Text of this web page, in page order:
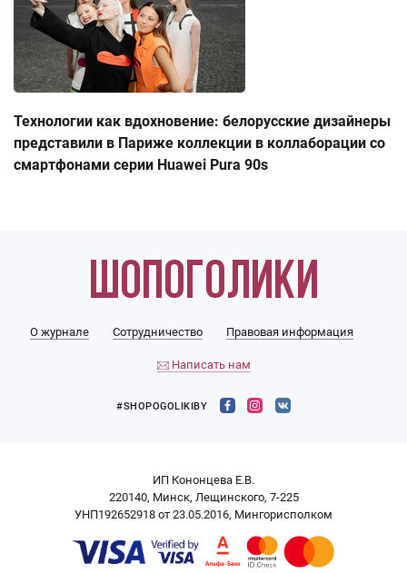
Технологии как вдохновение: белорусские дизайнеры
представили в Париже коллекции в коллаборации со
смартфонами серии Huawei Pura 90s
О журнале Сотрудничество Правовая информация
Написать нам
#SHOPOGOLIKIBY
ИП Кононцева Е.В.
220140, Минск, Лещинского, 7-225
УНП192652918 от 23.05.2016, Мингорисполком